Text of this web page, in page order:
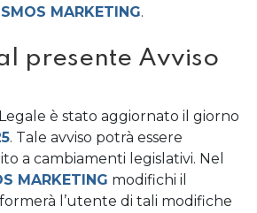
MARKETING.
presente Avviso
è stato aggiornato il giorno
. Tale avviso potrà essere
a cambiamenti legislativi. Nel
MARKETING modifichi il
l’utente di tali modifiche